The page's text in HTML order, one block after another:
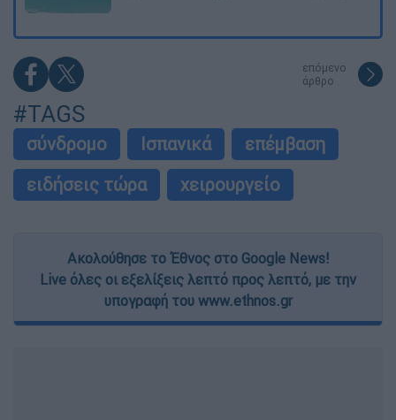
επόμενο
άρθρο
#TAGS
σύνδρομο Ισπανικά
επέμβαση
ειδήσεις τώρα
χειρουργείο
Ακολούθησε το Έθνος στο Google News!
Live όλες οι εξελίξεις λεπτό προς λεπτό, με την
υπογραφή του www.ethnos.gr